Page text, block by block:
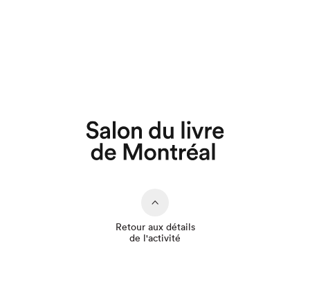
Retour aux détails
de l'activité